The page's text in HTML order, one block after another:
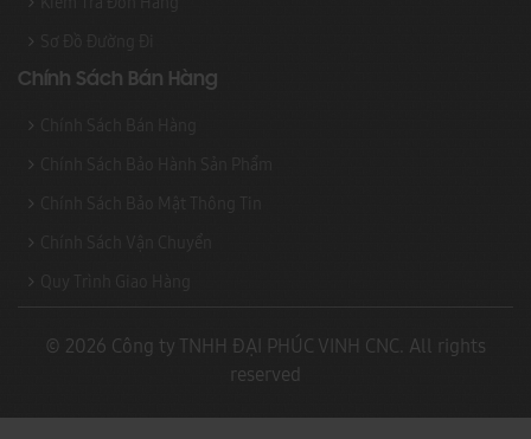
Chính Sách Bán Hàng
© 2026 Công ty TNHH ĐẠI PHÚC VINH CNC. All rights
reserved